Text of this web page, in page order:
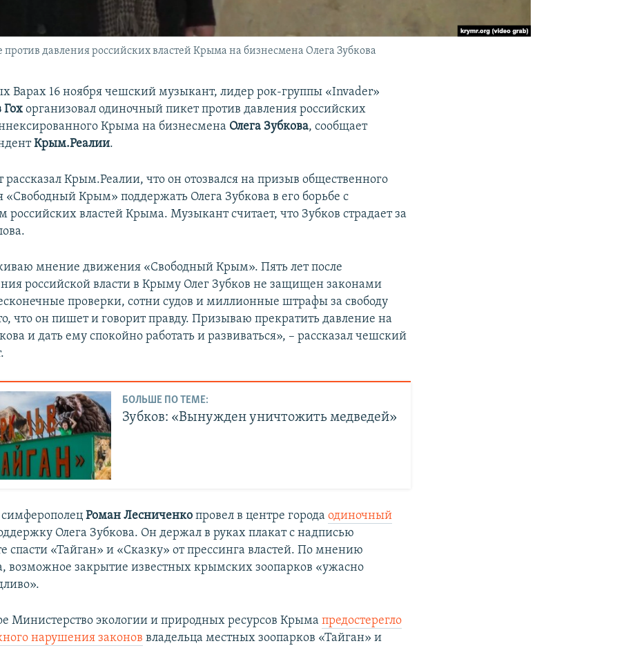
давления российских властей Крыма на бизнесмена Олега Зубкова
Варах 16 ноября чешский музыкант, лидер рок-группы «Invader»
Гохорганизовал одиночный пикет против давления российских
Крыма на бизнесмена Олега Зубкова, сообщает
Крым.Реалии.
Крым.Реалии, что он отозвался на призыв общественного
Крым» поддержать Олега Зубкова в его борьбе с
российских властей Крыма. Музыкант считает, что Зубков страдает за
мнение движения «Свободный Крым». Пять лет после
российской власти в Крыму Олег Зубков не защищен законами
проверки, сотни судов и миллионные штрафы за свободу
что он пишет и говорит правду. Призываю прекратить давление на
и дать ему спокойно работать и развиваться», – рассказал чешский
БОЛЬШЕ ПО ТЕМЕ:
Зубков: «Вынужден уничтожить медведей»
симферополецРоман Лесниченко провел в центре городаодиночный
Олега Зубкова. Он держал в руках плакат с надписью
спасти «Тайган» и «Сказку» от прессинга властей. По мнению
возможное закрытие известных крымских зоопарков «ужасно
Министерство экологии и природных ресурсов Крымапредостерегло
нарушения законов владельца местных зоопарков «Тайган» и